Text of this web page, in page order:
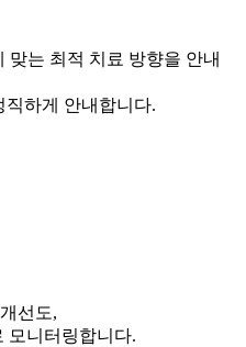
맞는 최적 치료 방향을 안내
직하게 안내합니다.
선도,
모니터링합니다.